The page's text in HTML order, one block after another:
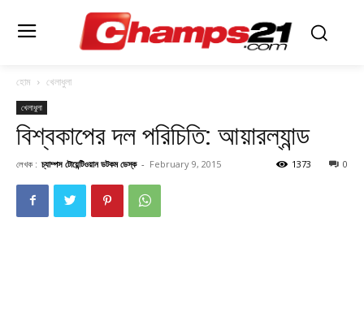
হোম খেলাধুলা
খেলাধুলা
বিশ্বকাপের দল পরিচিতি: আয়ারল্যান্ড
লেখক : চ্যাম্পস টোয়েন্টিওয়ান ডটকম ডেস্ক - February 9, 2015 0
1373